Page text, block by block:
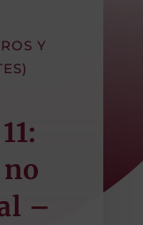
Y
–